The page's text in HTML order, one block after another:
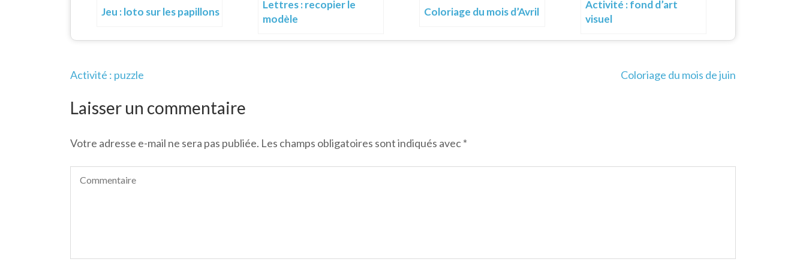
Jeu : loto sur les papillons
Lettres : recopier le
modèle
Coloriage du mois d’Avril
Activité : fond d’art
visuel
Navigation
l’article
Activité : puzzle Coloriage du mois de juin
Laisser un commentaire
Votre adresse e-mail ne sera pas publiée. Les champs obligatoires sont indiqués avec*